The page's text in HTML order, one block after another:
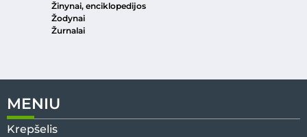
Žinynai, enciklopedijos
Žodynai
Žurnalai
MENIU
Krepšelis